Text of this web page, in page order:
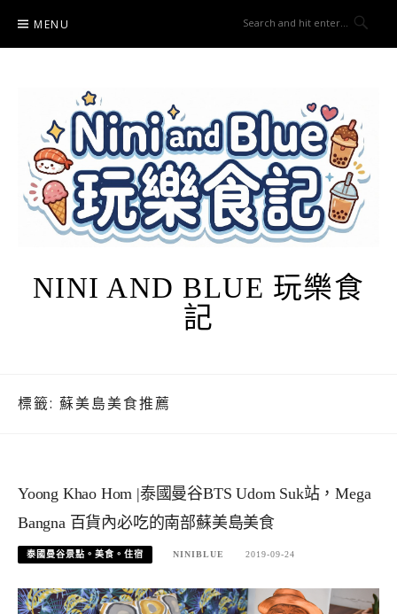
content
MENU
NINI AND BLUE 玩樂食
記
標籤: 蘇美島美食推薦
Yoong Khao Hom |泰國曼谷BTS Udom Suk站，Mega
Bangna 百貨內必吃的南部蘇美島美食
泰國曼谷景點。美食。住宿 NINIBLUE 2019-09-24